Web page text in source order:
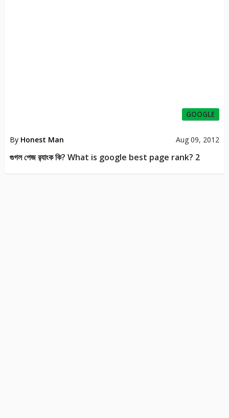
GOOGLE
By Honest Man Aug 09, 2012
গুগল পেজ র‌্যাংক কি? What is google best page rank? 2